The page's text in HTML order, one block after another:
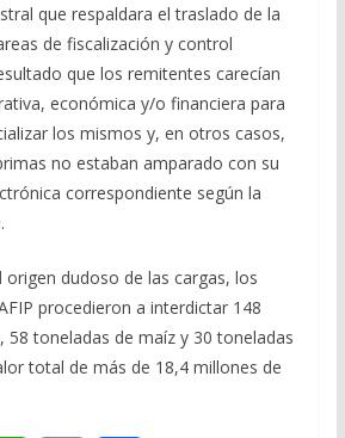
que respaldara el traslado de la
de fiscalización y control
que los remitentes carecían
económica y/o financiera para
los mismos y, en otros casos,
no estaban amparado con su
correspondiente según la
dudoso de las cargas, los
procedieron a interdictar 148
58 toneladas de maíz y 30 toneladas
total de más de 18,4 millones de